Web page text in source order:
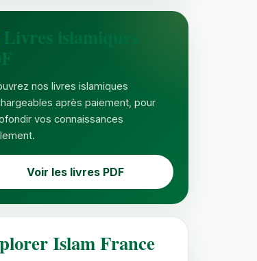
Livres islamiques
nos livres islamiques
après paiement, pour
vos connaissances
Voir les livres PDF
Islam France